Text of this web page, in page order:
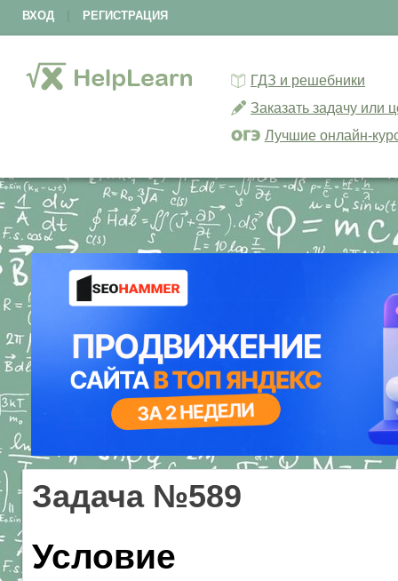
ВХОД РЕГИСТРАЦИЯ
ГДЗ и решебники
Заказать задачу или
Лучшие онлайн-
Задача №589
Условие